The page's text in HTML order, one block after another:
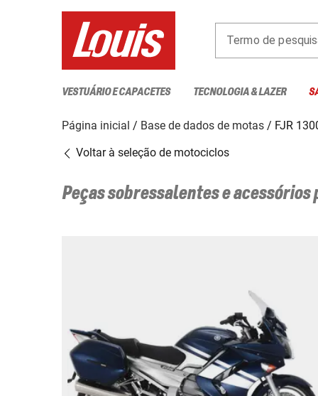
Termo de
VESTUÁRIO E CAPACETES TECNOLOGIA & LAZER
Página inicial Base de dados de motas
FJR
Voltar à seleção de motociclos
Peças sobressalentes e acessórios